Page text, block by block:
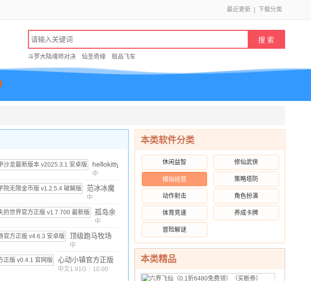
最近更新 下载分类
斗罗大陆魂师对决 仙圣奇缘 极品飞车
hellokitty
美甲沙
龙最新
版本
v2025.3.1
安卓版
中
文 / 137.01M
范冰冰魔
范学院无
限金币版
v1.2.5.4
破解版
中
文 / 771.6M
孤岛余
生遗失
的世界
官方正
版
v1.7.700
最新版
中
文 / 455.63M
顶级跑马牧场
官方正版
v4.6.3 安卓版
中
文 / 7.87M / 10.00
心动小镇官方正版
v0.4.1 官网版
中文1.91G / 10.00
本类软件分类
休闲益智 修仙武侠
模拟经营 策略塔防
动作射击 角色扮演
体育竞速 养成卡牌
冒险解谜
本类精品